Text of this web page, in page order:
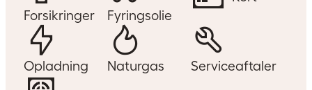
Forsikringer Fyringsolie
Opladning Naturgas Serviceaftaler